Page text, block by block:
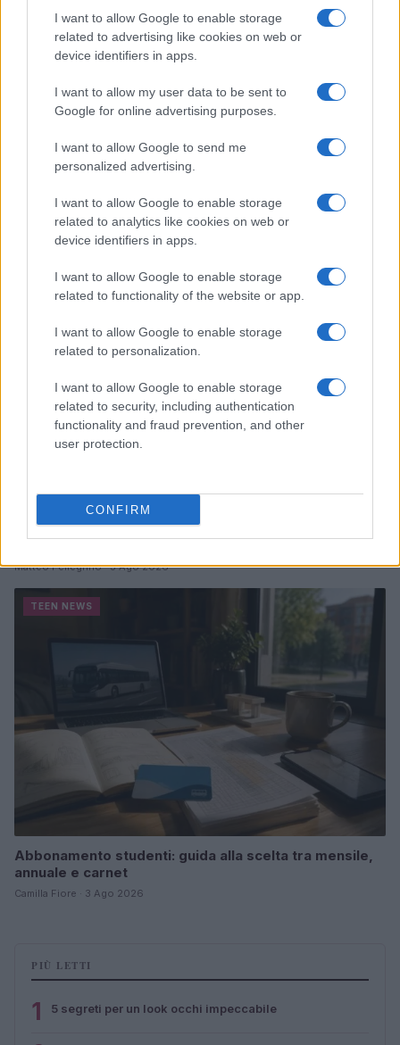
I want to allow Google to enable storage
related to advertising like cookies on web or
device identifiers in apps.
I want to allow my user data to be sent to
Google for online advertising purposes.
I want to allow Google to send me
personalized advertising.
I want to allow Google to enable storage
related to analytics like cookies on web or
device identifiers in apps.
I want to allow Google to enable storage
related to functionality of the website or app.
I want to allow Google to enable storage
related to personalization.
I want to allow Google to enable storage
related to security, including authentication
functionality and fraud prevention, and other
user protection.
CONFIRM
Sterling Point – L’isola dei segreti: trama, cast e
perché guardarla
Cristian Castiglioni · 7 Ago 2026
TEEN NEWS
Guida al giornalino teen: linea editoriale, ruoli e
Matteo Pellegrino · 3 Ago 2026
TEEN NEWS
Abbonamento studenti: guida alla scelta tra mensile,
annuale e carnet
Camilla Fiore · 3 Ago 2026
PIÙ LETTI
1 5 segreti per un look occhi impeccabile